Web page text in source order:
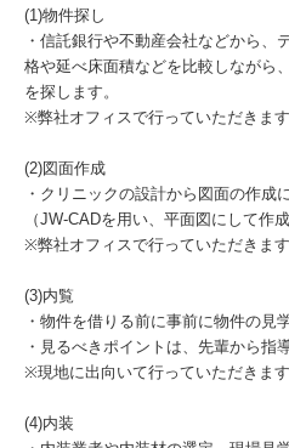
(1)物件探し
・信託銀行や不動産会社などから、
格や延べ床面積などを比較しながら
を探します。
※弊社オフィスで行っていただきます
(2)図面作成
・クリニックの設計から図面の作成
（JW-CADを用い、平面図にして作成
※弊社オフィスで行っていただきます
(3)内覧
・物件を借りる前に事前に物件の見
・見るべきポイントは、先輩から指
※現地に出向いて行っていただきます
(4)内装